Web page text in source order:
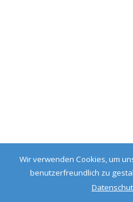
Wir verwenden Cookies, um
benutzerfreundlich zu